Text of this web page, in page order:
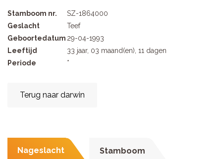
Stamboom nr.
SZ-1864000
Geslacht
Teef
Geboortedatum 29-04-1993
Leeftijd
33 jaar, 03 maand(en), 11 dagen
Periode
*
Terug naar darwin
Nageslacht Stamboom